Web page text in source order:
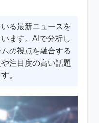
る最新ニュースを
ます。AIで分析し
の視点を融合する
注目度の高い話題
。